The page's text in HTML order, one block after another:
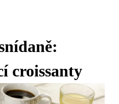
croissanty